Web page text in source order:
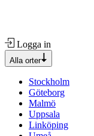
Logga in
Alla orter
Stockholm
Göteborg
Malmö
Uppsala
Linköping